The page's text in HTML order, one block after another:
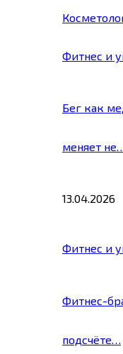
Фитнес и
Бег как
меняет
13.04.2026
Фитнес и
Фитнес-
подсчёте…